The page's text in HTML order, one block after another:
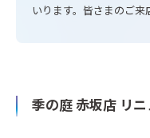
いります。皆さまのご来
季の庭 赤坂店 リ